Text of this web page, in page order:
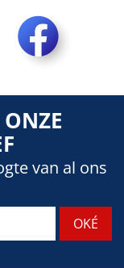
van al ons